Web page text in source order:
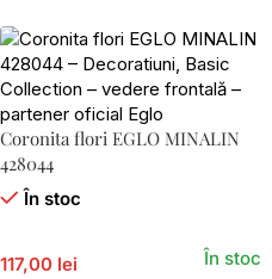
Coronita flori EGLO MINALIN
428044
În stoc
117,00 lei În stoc